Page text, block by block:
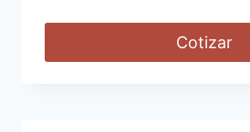
Cotizar